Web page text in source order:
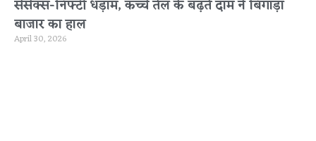
सेंसेक्स-निफ्टी धड़ाम, कच्चे तेल के बढ़ते दाम ने बिगाड़ा
बाजार का हाल
April 30, 2026